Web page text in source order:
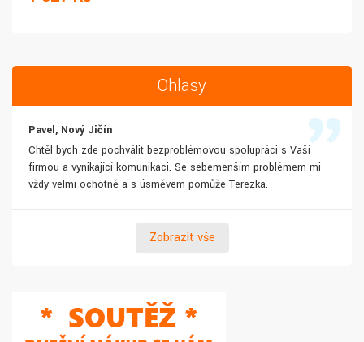
Ohlasy
Pavel, Nový Jičín
Chtěl bych zde pochválit bezproblémovou spolupráci s Vaší
firmou a vynikající komunikaci. Se sebemenším problémem mi
vždy velmi ochotně a s úsměvem pomůže Terezka.
Zobrazit vše